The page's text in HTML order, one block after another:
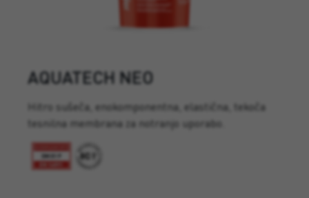
AQUATECH NEO
Hitro sušeča, enokomponentna, elastična, tekoča
tesnilna membrana za notranjo uporabo.